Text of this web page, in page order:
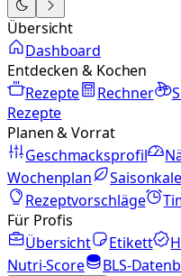
Übersicht
Dashboard
Entdecken & Kochen
Rezepte
Rechner
Rezepte
Planen & Vorrat
Geschmacksprofil
Wochenplan
Rezeptvorschläge
Für Profis
Übersicht
Etikett
Nutri-Score
BLS-